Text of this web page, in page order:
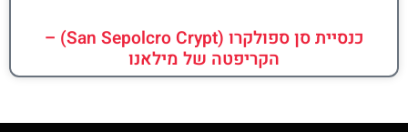
כנסיית סן ספולקרו (San Sepolcro Crypt) –
הקריפטה של מילאנו